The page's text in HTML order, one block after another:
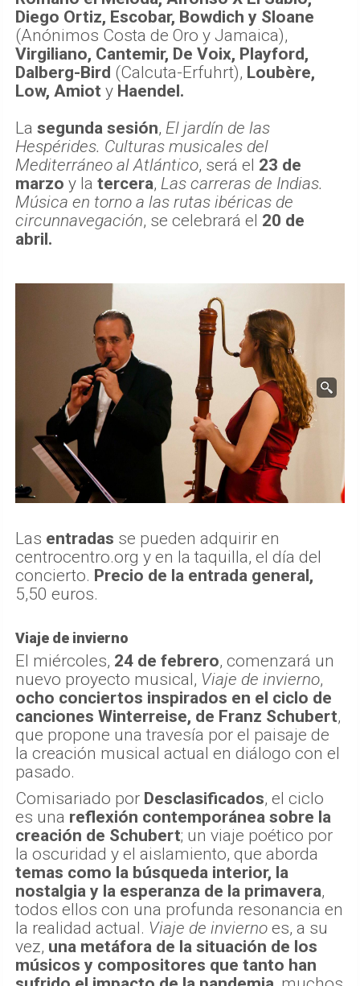
Diego Ortiz, Escobar, Bowdich y Sloane
(Anónimos Costa de Oro y Jamaica),
Virgiliano, Cantemir, De Voix, Playford,
Dalberg-Bird (Calcuta-Erfuhrt), Loubère,
Low, Amiot y Haendel.
La segunda sesión, El jardín de las
Hespérides. Culturas musicales del
Mediterráneo al Atlántico, será el 23 de
marzo y la tercera, Las carreras de Indias.
Música en torno a las rutas ibéricas de
circunnavegación, se celebrará el 20 de
abril.
Las entradas se pueden adquirir en
centrocentro.org y en la taquilla, el día del
concierto. Precio de la entrada general,
5,50 euros.
Viaje de invierno
El miércoles, 24 de febrero, comenzará un
nuevo proyecto musical, Viaje de invierno,
ocho conciertos inspirados en el ciclo de
canciones Winterreise, de Franz Schubert,
que propone una travesía por el paisaje de
la creación musical actual en diálogo con el
pasado.
Comisariado por Desclasificados, el ciclo
es una reflexión contemporánea sobre la
creación de Schubert; un viaje poético por
la oscuridad y el aislamiento, que aborda
temas como la búsqueda interior, la
nostalgia y la esperanza de la primavera,
todos ellos con una profunda resonancia en
la realidad actual. Viaje de invierno es, a su
vez, una metáfora de la situación de los
músicos y compositores que tanto han